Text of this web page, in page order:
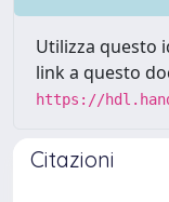
Utilizza questo
link a questo
https://
Citazioni